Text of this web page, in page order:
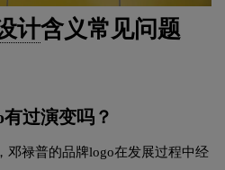
计含义常见问题
过演变吗？
邓禄普的品牌logo在发展过程中经